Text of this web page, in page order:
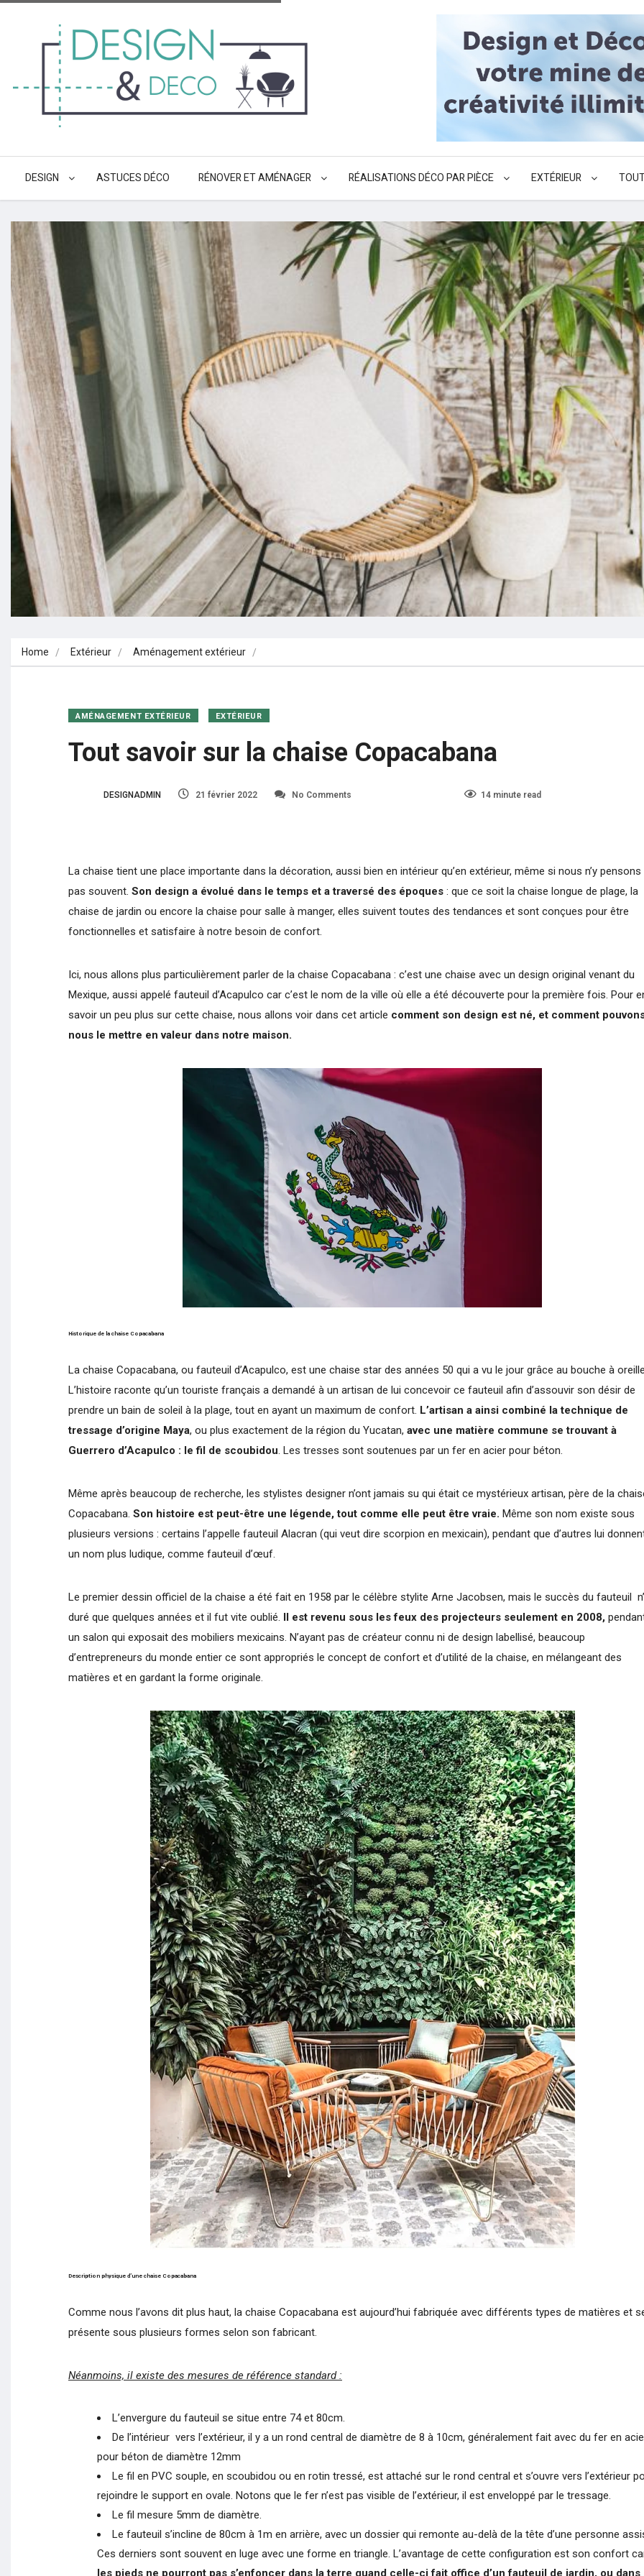
DESIGN ASTUCES DÉCO RÉNOVER ET AMÉNAGER RÉALISATIONS DÉCO PAR PIÈCE EXTÉRIEUR
Home Extérieur Aménagement extérieur
AMÉNAGEMENT EXTÉRIEUR EXTÉRIEUR
Tout savoir sur la chaise Copacabana
DESIGNADMIN 21 février 2022 No Comments 14 minute read
La chaise tient une place importante dans la décoration, aussi bien en intérieur qu’en extérieur, même si nous n’y pensons
pas souvent. Son design a évolué dans le temps et a traversé des époques : que ce soit la chaise longue de plage, la
chaise de jardin ou encore la chaise pour salle à manger, elles suivent toutes des tendances et sont conçues pour être
fonctionnelles et satisfaire à notre besoin de confort.
Ici, nous allons plus particulièrement parler de la chaise Copacabana : c’est une chaise avec un design original venant du
Mexique, aussi appelé fauteuil d’Acapulco car c’est le nom de la ville où elle a été découverte pour la première fois. Pour
savoir un peu plus sur cette chaise, nous allons voir dans cet article comment son design est né, et comment
nous le mettre en valeur dans notre maison.
Historique de la chaise Copacabana
La chaise Copacabana, ou fauteuil d’Acapulco, est une chaise star des années 50 qui a vu le jour grâce au bouche à
L’histoire raconte qu’un touriste français a demandé à un artisan de lui concevoir ce fauteuil afin d’assouvir son désir de
prendre un bain de soleil à la plage, tout en ayant un maximum de confort. L’artisan a ainsi combiné la technique de
tressage d’origine Maya, ou plus exactement de la région du Yucatan, avec une matière commune se trouvant à
Guerrero d’Acapulco : le fil de scoubidou. Les tresses sont soutenues par un fer en acier pour béton.
Même après beaucoup de recherche, les stylistes designer n’ont jamais su qui était ce mystérieux artisan, père de la
Copacabana. Son histoire est peut-être une légende, tout comme elle peut être vraie. Même son nom existe sous
plusieurs versions : certains l’appelle fauteuil Alacran (qui veut dire scorpion en mexicain), pendant que d’autres lui
un nom plus ludique, comme fauteuil d’œuf.
Le premier dessin officiel de la chaise a été fait en 1958 par le célèbre stylite Arne Jacobsen, mais le succès du fauteuil
duré que quelques années et il fut vite oublié.
Il est revenu sous les feux des projecteurs seulement en 2008,
un salon qui exposait des mobiliers mexicains. N’ayant pas de créateur connu ni de design labellisé, beaucoup
d’entrepreneurs du monde entier ce sont appropriés le concept de confort et d’utilité de la chaise, en mélangeant des
matières et en gardant la forme originale.
Description physique d’une chaise Copacabana
Comme nous l’avons dit plus haut, la chaise Copacabana est aujourd’hui fabriquée avec différents types de matières et
présente sous plusieurs formes selon son fabricant.
Néanmoins, il existe des mesures de référence standard :
L’envergure du fauteuil se situe entre 74 et 80cm.
De l’intérieur vers l’extérieur, il y a un rond central de diamètre de 8 à 10cm, généralement fait avec du fer en
pour béton de diamètre 12mm
Le fil en PVC souple, en scoubidou ou en rotin tressé, est attaché sur le rond central et s’ouvre vers l’extérieur
rejoindre le support en ovale. Notons que le fer n’est pas visible de l’extérieur, il est enveloppé par le tressage.
Le fil mesure 5mm de diamètre.
Le fauteuil s’incline de 80cm à 1m en arrière, avec un dossier qui remonte au-delà de la tête d’une personne
Ces derniers sont souvent en luge avec une forme en triangle. L’avantage de cette configuration est son confort